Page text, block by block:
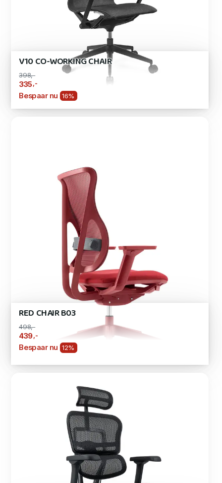
V10 CO-WORKING CHAIR
398,-
335,-
Bespaar nu 16%
RED CHAIR B03
498,-
439 ,-
Bespaar nu 12%